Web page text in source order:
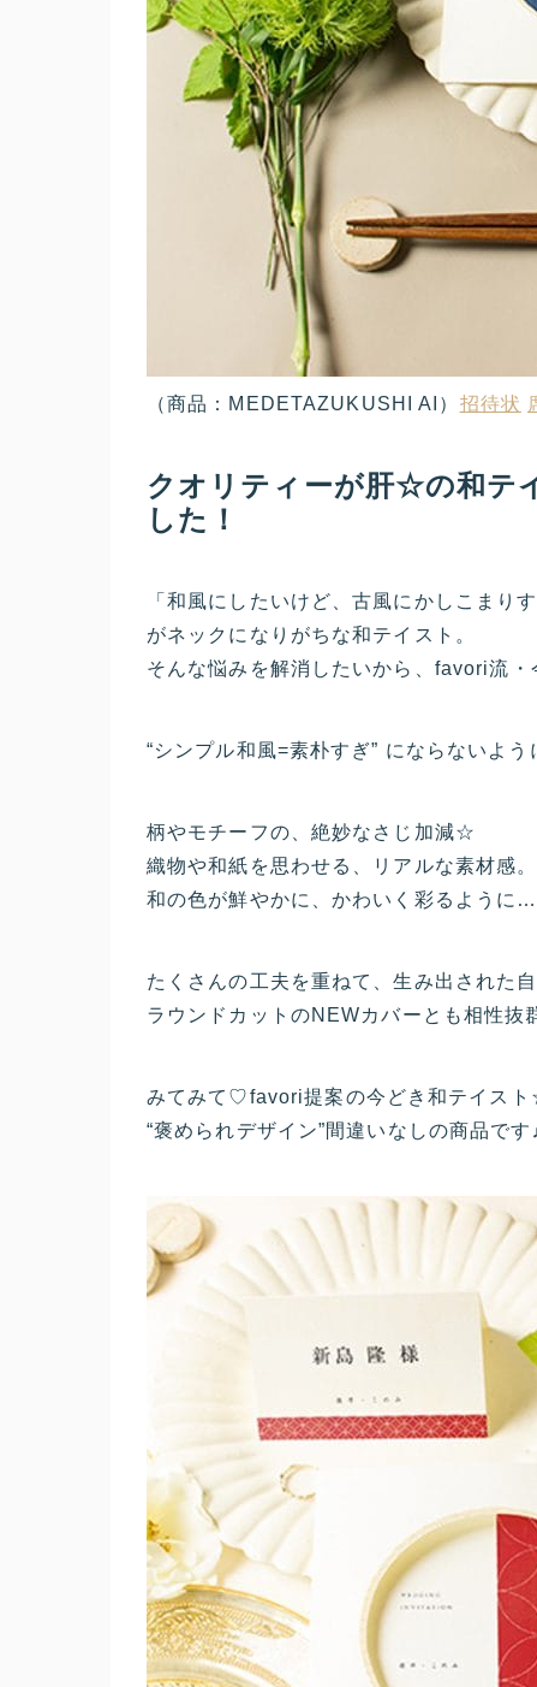
（商品：MEDETAZUKUSHI AI） 招待状
クオリティーが肝☆の和テ
した！
「和風にしたいけど、古風にかしこまりす
がネックになりがちな和テイスト。
そんな悩みを解消したいから、favori流・
“シンプル和風=素朴すぎ” にならないよ
柄やモチーフの、絶妙なさじ加減☆
織物や和紙を思わせる、リアルな素材感。
和の色が鮮やかに、かわいく彩るように…
たくさんの工夫を重ねて、生み出された自
ラウンドカットのNEWカバーとも相性抜
みてみて♡favori提案の今どき和テイス
“褒められデザイン”間違いなしの商品です